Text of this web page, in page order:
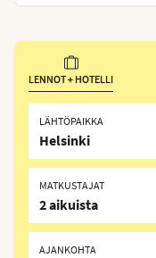
LENNOT + HOTELLI
LÄHTÖPAIKKA
Helsinki
AJANKOHTA
MATKUSTAJAT
2 aikuista